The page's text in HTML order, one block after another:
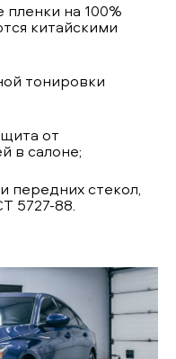
на 100%
китайскими
тонировки
от
в салоне;
передних стекол,
5727-88.